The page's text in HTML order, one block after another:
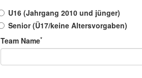
U16 (Jahrgang 2010 und jünger)
Senior (Ü17/keine Altersvorgaben)
Team Name*